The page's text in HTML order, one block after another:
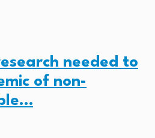
needed to
of non-